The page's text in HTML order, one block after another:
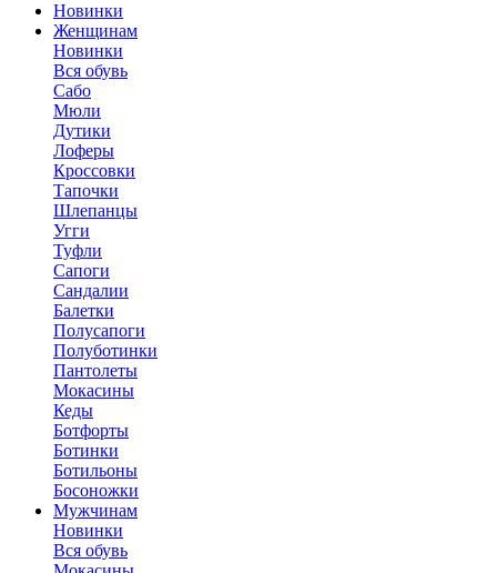
Новинки
Женщинам
Новинки
Вся обувь
Сабо
Мюли
Дутики
Лоферы
Кроссовки
Тапочки
Шлепанцы
Угги
Туфли
Сапоги
Сандалии
Балетки
Полусапоги
Полуботинки
Пантолеты
Мокасины
Кеды
Ботфорты
Ботинки
Ботильоны
Босоножки
Мужчинам
Новинки
Вся обувь